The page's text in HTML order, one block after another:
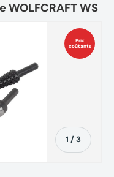
WS
Prix
coûtants
1 /de
3